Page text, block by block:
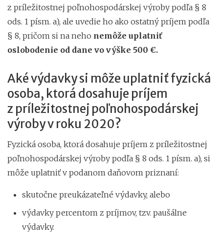
z príležitostnej poľnohospodárskej výroby podľa § 8
ods. 1 písm. a), ale uvedie ho ako ostatný príjem podľa
§ 8, pričom si na neho nemôže uplatniť
oslobodenie od dane vo výške 500 €.
Aké výdavky si môže uplatniť fyzická
osoba, ktorá dosahuje príjem
z príležitostnej poľnohospodárskej
výroby v roku 2020?
Fyzická osoba, ktorá dosahuje príjem z príležitostnej
poľnohospodárskej výroby podľa § 8 ods. 1 písm. a), si
môže uplatniť v podanom daňovom priznaní:
skutočne preukázateľné výdavky, alebo
výdavky percentom z príjmov, tzv. paušálne
výdavky.